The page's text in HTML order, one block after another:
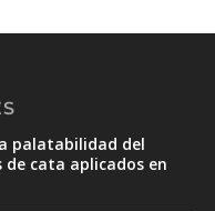
palatabilidad del
de cata aplicados en